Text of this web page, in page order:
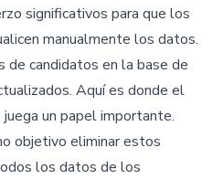
significativos para que los
manualmente los datos.
de candidatos en la base de
Aquí es donde el
un papel importante.
objetivo eliminar estos
los datos de los